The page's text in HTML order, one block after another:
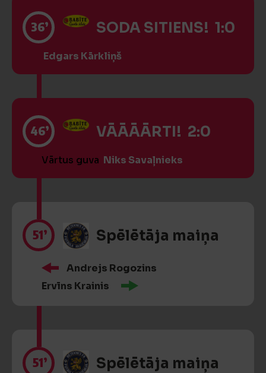
36’ SODA SITIENS! 1:0
Edgars Kārkliņš
46’ VĀĀĀĀRTI! 2:0
Vārtus guva Niks Savaļnieks
51’ Spēlētāja maiņa
Andrejs Rogozins
Ervīns Krainis
51’ Spēlētāja maiņa